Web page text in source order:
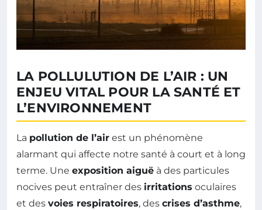
LA POLLULUTION DE L’AIR : UN
ENJEU VITAL POUR LA SANTÉ ET
L’ENVIRONNEMENT
La pollution de l’air est un phénomène
alarmant qui affecte notre santé à court et à long
terme. Une exposition aiguë à des particules
nocives peut entraîner des irritations oculaires
et des voies respiratoires, des crises d’asthme,